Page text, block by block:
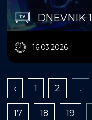
DNEVNIK 1
16.03.2026
‹ 1 2 ...
17 18 19